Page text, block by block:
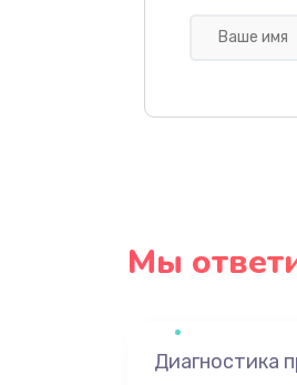
Мы
Диагностика